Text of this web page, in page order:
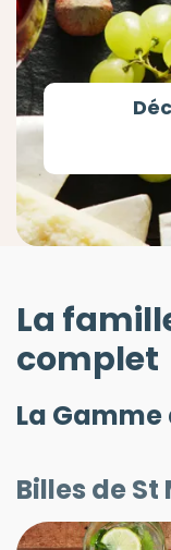
La
complet
La
Billes de St